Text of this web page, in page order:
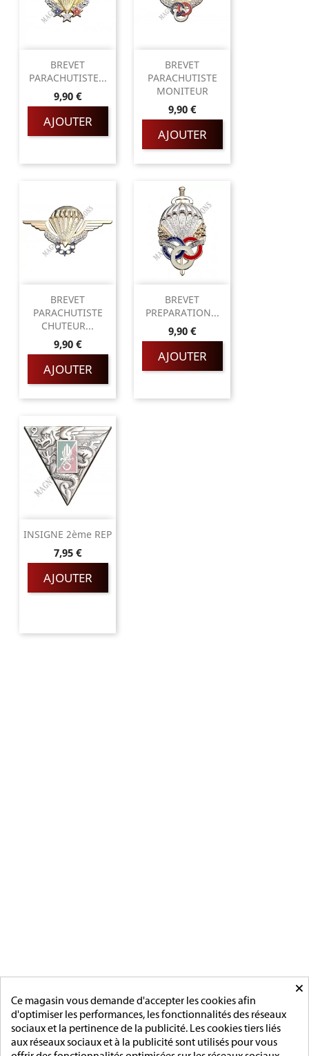
BREVET
PARACHUTISTE...
Prix
9,90 €
AJOUTER
BREVET
PARACHUTISTE
MONITEUR
Prix
9,90 €
AJOUTER
BREVET
PARACHUTISTE
CHUTEUR...
Prix
9,90 €
AJOUTER
BREVET
PREPARATION...
Prix
9,90 €
AJOUTER
INSIGNE 2ème REP
Prix
7,95 €
AJOUTER
PAGES
L'entreprise
Sur mesure
Mentions légales
×
Ce magasin vous demande d'accepter les cookies afin
d'optimiser les performances, les fonctionnalités des réseaux
sociaux et la pertinence de la publicité. Les cookies tiers liés
aux réseaux sociaux et à la publicité sont utilisés pour vous